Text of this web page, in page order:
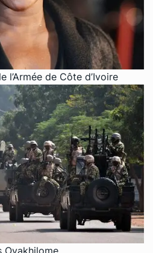
l’Armée de Côte d’Ivoire